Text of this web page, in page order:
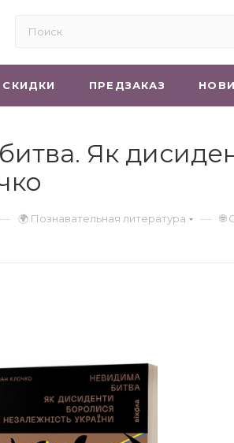
СКИДКИ ПРЕДЗАКАЗ
Як
🌍 Познавательная литература — 🌐